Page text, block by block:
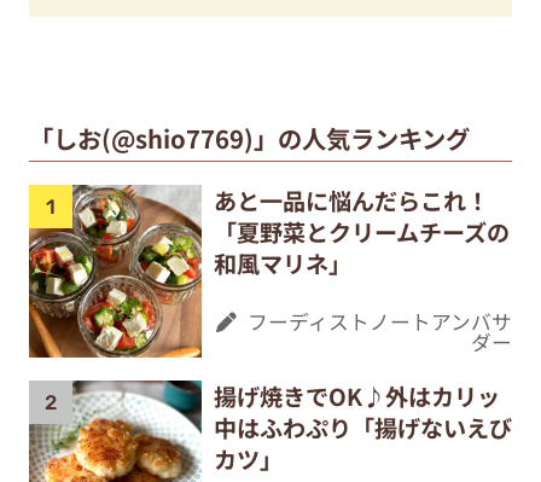
「しお(@shio7769)」の人気ランキング
あと一品に悩んだらこれ！
「夏野菜とクリームチーズの
和風マリネ」
フーディストノートアンバサ
ダー
揚げ焼きでOK♪外はカリッ
中はふわぷり「揚げないえび
カツ」